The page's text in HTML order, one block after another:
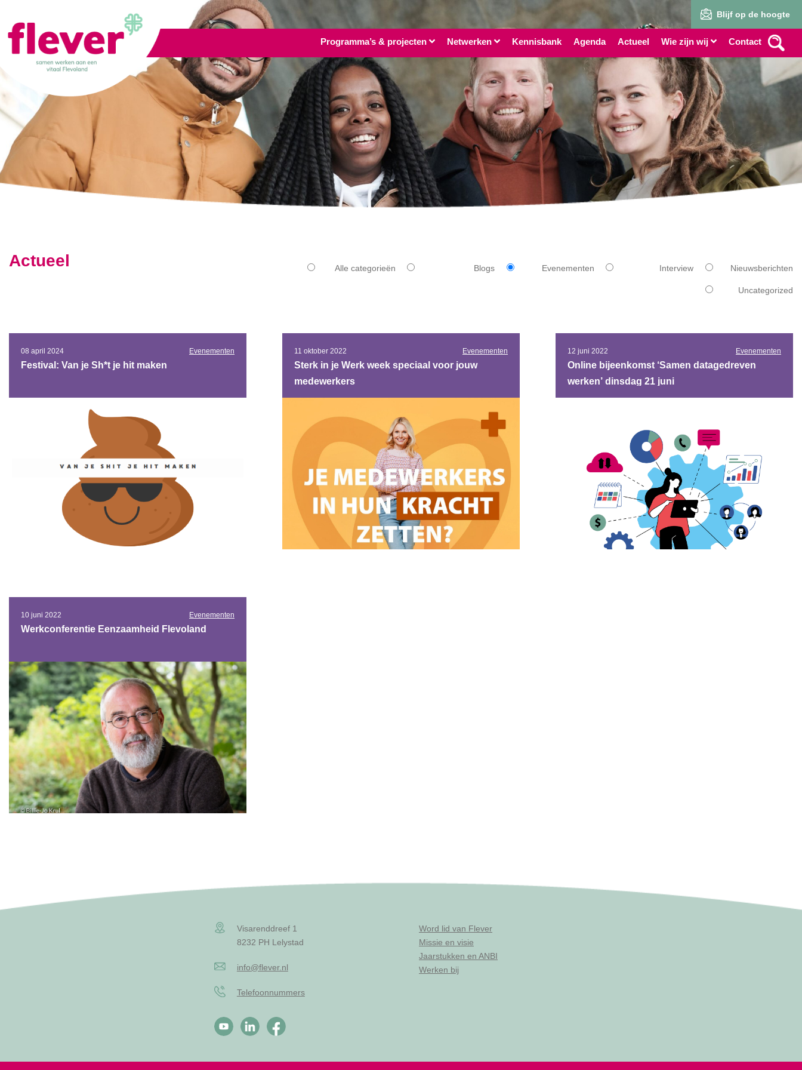
Blijf op de hoogte
Programma’s & projecten Netwerken Kennisbank Agenda Actueel Wie zijn wij Contact
Actueel Alle categorieën Blogs Evenementen Interview Nieuwsberichten
Uncategorized
08 april 2024 Evenementen
Festival: Van je Sh*t je hit maken
11 oktober 2022 Evenementen
Sterk in je Werk week speciaal voor jouw
medewerkers
12 juni 2022 Evenementen
Online bijeenkomst ‘Samen datagedreven
werken’ dinsdag 21 juni
10 juni 2022 Evenementen
Werkconferentie Eenzaamheid Flevoland
Visarenddreef 1
8232 PH Lelystad
info@flever.nl
Telefoonnummers
Word lid van Flever
Missie en visie
Jaarstukken en ANBI
Werken bij